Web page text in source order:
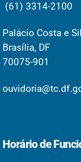
(61) 3314-2100
Palácio Costa e
Brasília, DF
70075-901
Horário de